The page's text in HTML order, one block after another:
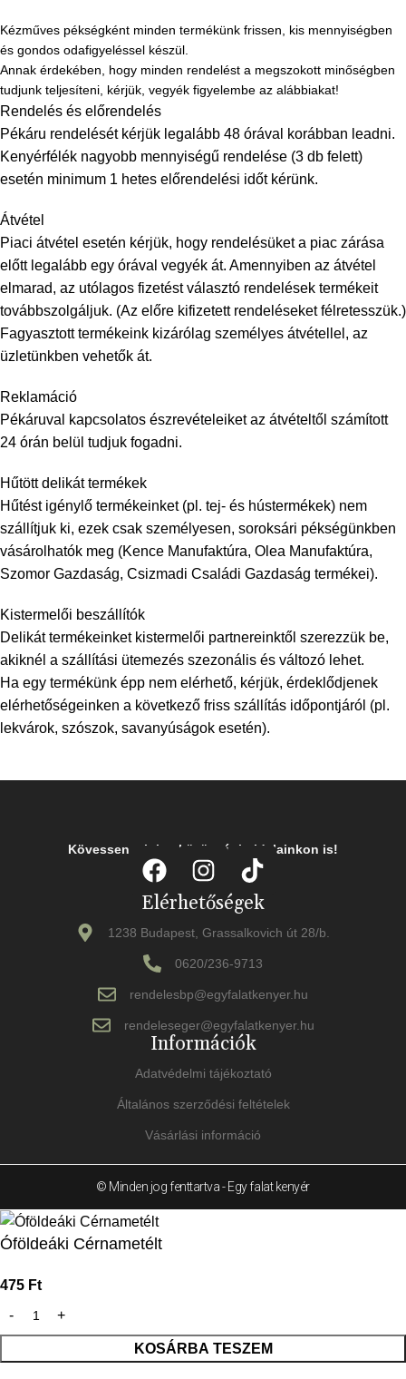
Kézműves pékségként minden termékünk frissen, kis mennyiségben
és gondos odafigyeléssel készül.
Annak érdekében, hogy minden rendelést a megszokott minőségben
tudjunk teljesíteni, kérjük, vegyék figyelembe az alábbiakat!
Rendelés és előrendelés
Pékáru rendelését kérjük legalább 48 órával korábban leadni.
Kenyérfélék nagyobb mennyiségű rendelése (3 db felett)
esetén minimum 1 hetes előrendelési időt kérünk.
Átvétel
Piaci átvétel esetén kérjük, hogy rendelésüket a piac zárása
előtt legalább egy órával vegyék át. Amennyiben az átvétel
elmarad, az utólagos fizetést választó rendelések termékeit
továbbszolgáljuk. (Az előre kifizetett rendeléseket félretesszük.)
Fagyasztott termékeink kizárólag személyes átvétellel, az
üzletünkben vehetők át.
Reklamáció
Pékáruval kapcsolatos észrevételeiket az átvételtől számított
24 órán belül tudjuk fogadni.
Hűtött delikát termékek
Hűtést igénylő termékeinket (pl. tej- és hústermékek) nem
szállítjuk ki, ezek csak személyesen, soroksári pékségünkben
vásárolhatók meg (Kence Manufaktúra, Olea Manufaktúra,
Szomor Gazdaság, Csizmadi Családi Gazdaság termékei).
Kistermelői beszállítók
Delikát termékeinket kistermelői partnereinktől szerezzük be,
akiknél a szállítási ütemezés szezonális és változó lehet.
Ha egy termékünk épp nem elérhető, kérjük, érdeklődjenek
elérhetőségeinken a következő friss szállítás időpontjáról (pl.
lekvárok, szószok, savanyúságok esetén).
Kövessen minket közösségi oldalainkon is!
Elérhetőségek
1238 Budapest, Grassalkovich út 28/b.
0620/236-9713
rendelesbp@egyfalatkenyer.hu
rendeleseger@egyfalatkenyer.hu
Információk
Adatvédelmi tájékoztató
Általános szerződési feltételek
Vásárlási információ
© Minden jog fenttartva - Egy falat kenyér
Óföldeáki Cérnametélt
475 Ft
KOSÁRBA TESZEM